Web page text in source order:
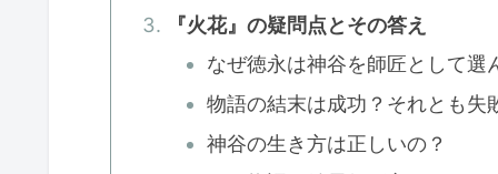
『火花』の疑問点とその答え
なぜ徳永は神谷を師匠として選
物語の結末は成功？それとも失
神谷の生き方は正しいの？